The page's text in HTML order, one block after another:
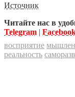
Источник
Читайте нас в
Telegram |
восприятие
реальность